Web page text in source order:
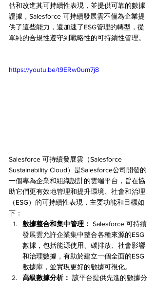
估和改進其可持續性表現，並提供可靠的數據
證據，Salesforce 可持續發展雲不僅為企業提
供了這些能力，還加速了ESG管理的轉型，從
單純的合規性遵守到戰略性的可持續性管理。
https://youtu.be/t9ERw0um7j8
Salesforce 可持續發展雲（Salesforce
Sustainability Cloud）是Salesforce公司開發的
一個專為企業和組織設計的雲端平台，旨在協
助它們更有效地管理和提升環境、社會和治理
（ESG）的可持續性表現，主要功能和目標如
下：
數據整合和集中管理： Salesforce 可持續
發展雲允許企業集中整合各種來源的ESG
數據，包括能源使用、碳排放、社會影響
和治理數據，有助於建立一個全面的ESG
數據庫，並實現更好的數據可視化。
高級數據分析： 該平台提供先進的數據分